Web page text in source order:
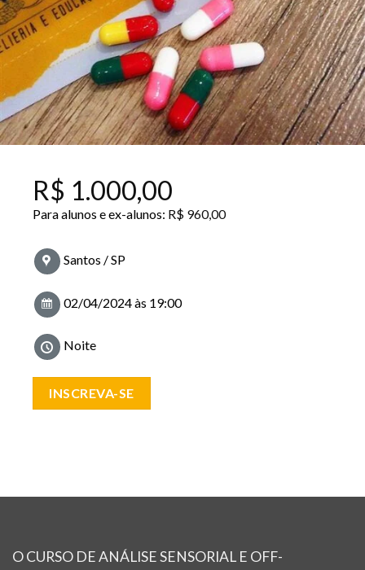
R$ 1.000,00
Para alunos e ex-alunos: R$ 960,00
Santos / SP
02/04/2024 às 19:00
Noite
INSCREVA-SE
O CURSO DE ANÁLISE SENSORIAL E OFF-